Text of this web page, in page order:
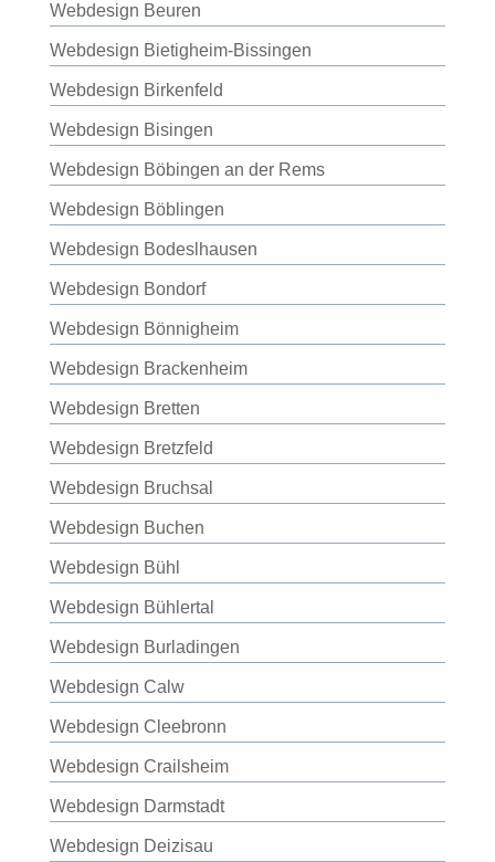
Webdesign Beuren
Webdesign Bietigheim-Bissingen
Webdesign Birkenfeld
Webdesign Bisingen
Webdesign Böbingen an der Rems
Webdesign Böblingen
Webdesign Bodeslhausen
Webdesign Bondorf
Webdesign Bönnigheim
Webdesign Brackenheim
Webdesign Bretten
Webdesign Bretzfeld
Webdesign Bruchsal
Webdesign Buchen
Webdesign Bühl
Webdesign Bühlertal
Webdesign Burladingen
Webdesign Calw
Webdesign Cleebronn
Webdesign Crailsheim
Webdesign Darmstadt
Webdesign Deizisau